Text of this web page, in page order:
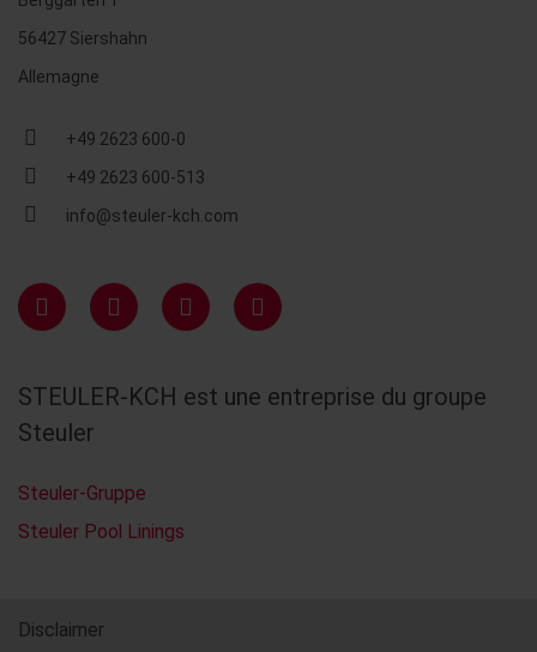
56427 Siershahn
Allemagne
+49 2623 600-0
+49 2623 600-513
info@steuler-kch.com
STEULER-KCH est une entreprise du groupe
Steuler
Steuler-Gruppe
Steuler Pool Linings
Disclaimer